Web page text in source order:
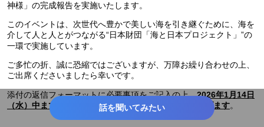
神様」の完成報告を実施いたします。
このイベントは、次世代へ豊かで美しい海を引き継ぐために、海を
介して人と人とがつながる“日本財団「海と日本プロジェクト」”の
一環で実施しています。
ご多忙の折、誠に恐縮ではございますが、万障お繰り合わせの上、
ご出席くださいましたら幸いです。
添付の返信フォーマットに必要事項をご記入の上、2026年1月14日
（水）中までにご返信くださいますようお願い申し上げます。
話を聞いてみたい